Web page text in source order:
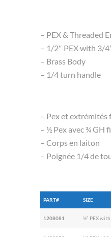
– PEX & Threaded
– 1/2″ PEX with 3/
– Brass Body
– 1/4 turn handle
– Pex et extrémités
– ½ Pex avec ¾ GH
– Corps en laiton
– Poignée 1/4 de
PART# SIZE
1208081 ½” PEX